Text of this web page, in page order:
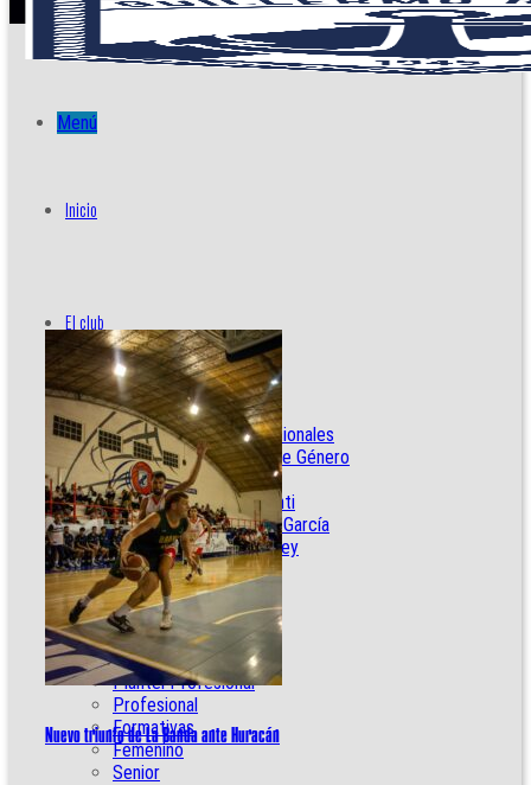
Menú
Inicio
El club
Institucional
Nuestra historia
Noticias Institucionales
Departamento de Género
Instalaciones
Estadio Raúl Conti
Gimnasio Benito García
Cancha de Hockey
Fútbol
Plantel Profesional
Profesional
Formativas
Femenino
Senior
Nuevo triunfo de La Banda ante Huracán